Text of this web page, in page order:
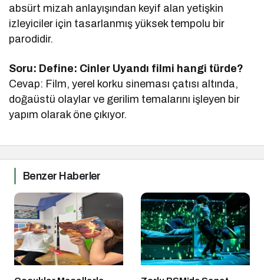
absürt mizah anlayışından keyif alan yetişkin
izleyiciler için tasarlanmış yüksek tempolu bir
parodidir.
Soru: Define: Cinler Uyandı filmi hangi türde?
Cevap: Film, yerel korku sineması çatısı altında,
doğaüstü olaylar ve gerilim temalarını işleyen bir
yapım olarak öne çıkıyor.
Benzer Haberler